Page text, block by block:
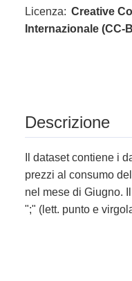
Licenza: Creative
Internazionale (CC-
Descrizione
Il dataset contiene i
prezzi al consumo
nel mese di Giugno.
";" (lett. punto e